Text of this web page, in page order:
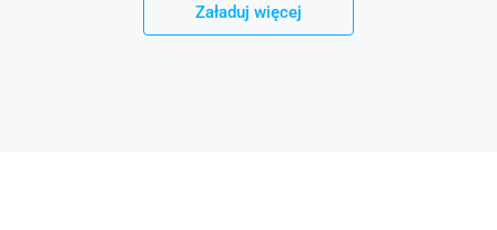
Załaduj więcej